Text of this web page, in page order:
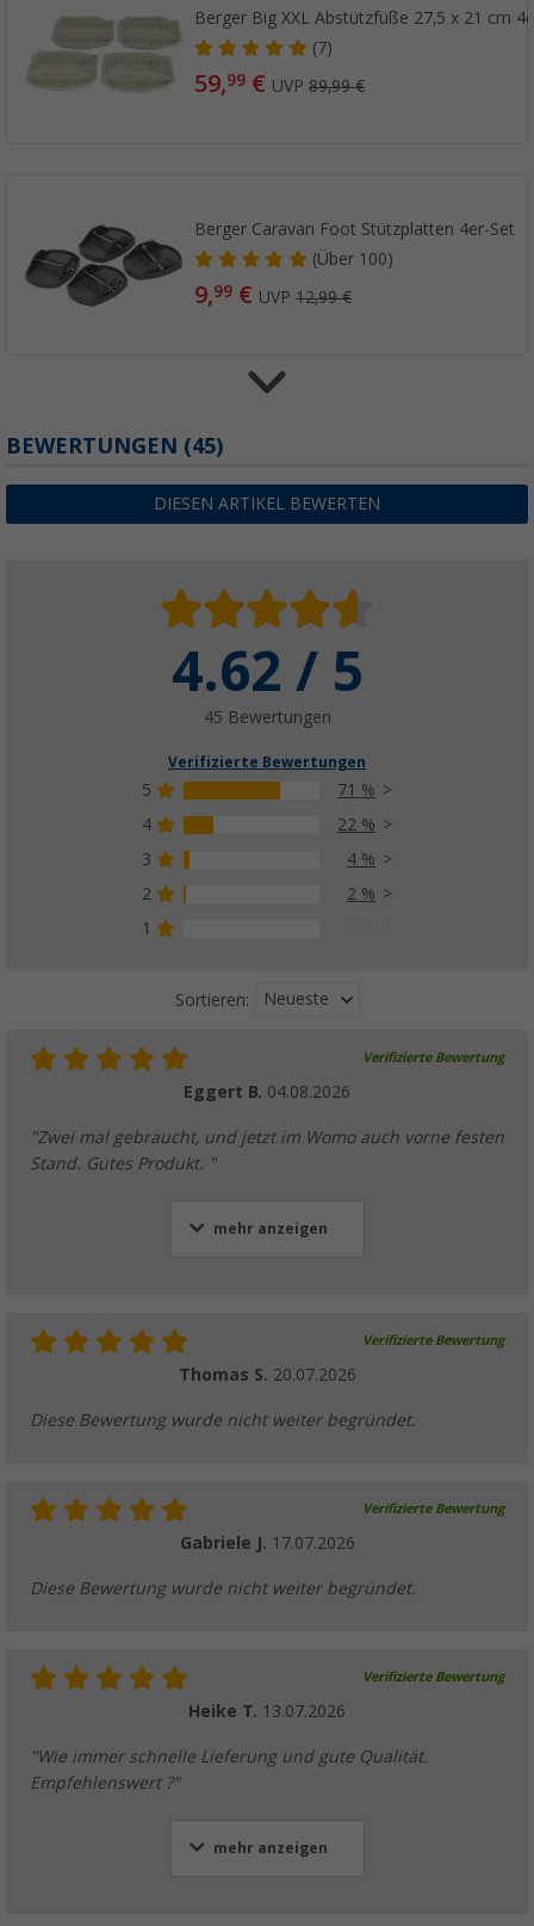
Berger Big XXL Abstützfüße 27,5 x 21 cm
(7)
59,99 € UVP89,99 €
Berger Caravan Foot Stützplatten 4er-Set
(Über100)
9,99 € UVP12,99 €
Haba Magnetische Wasserwaage
5, 99€6,50 €
Berger Sechskantschlüssel 19 mm
Über 100)
ab6,99€UVP8,99 €
Berger Jack Pads Stützplatten 4er-Set
Über100)
BEWERTUNGEN (45)
DIESEN ARTIKEL BEWERTEN
4.62 / 5
45 Bewertungen
Verifizierte Bewertungen
5
71 %
4
22 %
3
4 %
2
2 %
1
Sortieren: Neueste
Verifizierte Bewertung
Eggert B. 04.08.2026
"Zwei mal gebraucht, und jetzt im Womo auch vorne festen
Stand. Gutes Produkt. "
mehr anzeigen
Verifizierte Bewertung
Thomas S. 20.07.2026
Diese Bewertung wurde nicht weiter begründet.
Verifizierte Bewertung
Gabriele J. 17.07.2026
Diese Bewertung wurde nicht weiter begründet.
Verifizierte Bewertung
Heike T. 13.07.2026
"Wie immer schnelle Lieferung und gute Qualität.
Empfehlenswert ?"
mehr anzeigen